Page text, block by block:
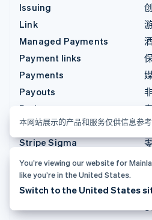
Issuing
Link
Managed Payments
Payment links
Payments
Payouts
Radar
Revenue Recognition
Stripe Sigma
Tax
Terminal
Treasury
本网站展示的产品和服务仅供信息参
You’re viewing our website for
like you’re in the United States.
Switch to the United States